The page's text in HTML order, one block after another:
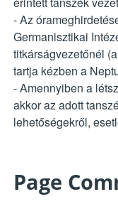
- Az
Germanisztikai
titkárságvezetőnél
tartja kézben a
- Amennyiben a
akkor az adott
lehetőségekről,
Page